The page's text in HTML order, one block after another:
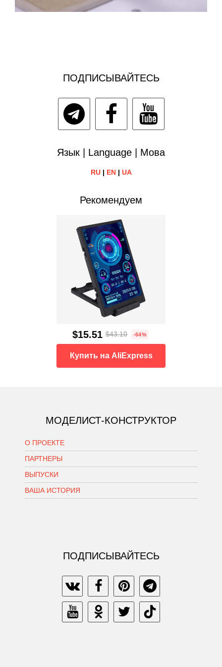
ПОДПИСЫВАЙТЕСЬ
Язык | Language | Мова
RU| EN| UA
Рекомендуем
$15.51 $43.10 -64%
Купить на AliExpress
МОДЕЛИСТ-КОНСТРУКТОР
О ПРОЕКТЕ
ПАРТНЕРЫ
ВЫПУСКИ
ВАША ИСТОРИЯ
ПОДПИСЫВАЙТЕСЬ